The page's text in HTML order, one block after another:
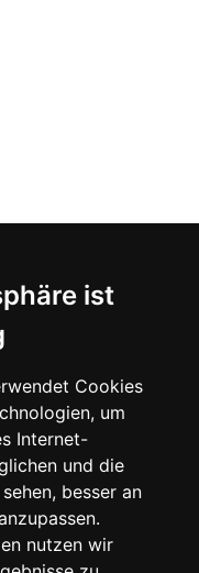
ist
Cookies
um
Internet-
und die
besser an
nutzen wir
supporting Human